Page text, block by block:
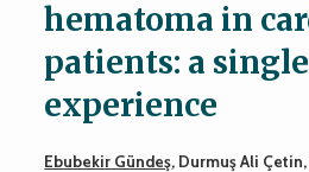
hematoma in
patients: a
experience
Ebubekir Gündeş, Durmuş Ali